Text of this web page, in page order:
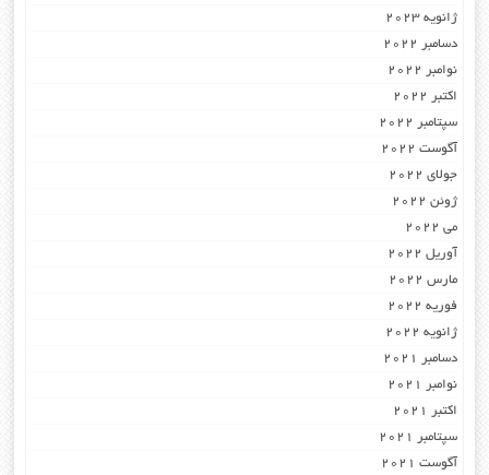
ژانویه 2023
دسامبر 2022
نوامبر 2022
اکتبر 2022
سپتامبر 2022
آگوست 2022
جولای 2022
ژوئن 2022
می 2022
آوریل 2022
مارس 2022
فوریه 2022
ژانویه 2022
دسامبر 2021
نوامبر 2021
اکتبر 2021
سپتامبر 2021
آگوست 2021